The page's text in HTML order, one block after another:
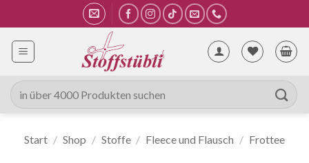
Inhalt
springen
Suche
nach:
Start / Shop / Stoffe / Fleece und Flausch / Frottee